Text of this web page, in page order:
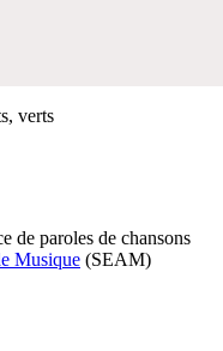
verts
de paroles de chansons
Musique (SEAM)